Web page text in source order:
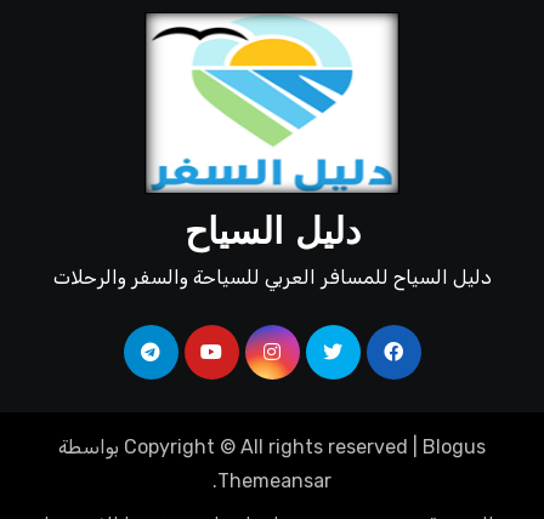
دليل السياح
دليل السياح للمسافر العربي للسياحة والسفر والرحلات
Copyright © All rights reserved Blogus
بواسطة
Themeansar
.